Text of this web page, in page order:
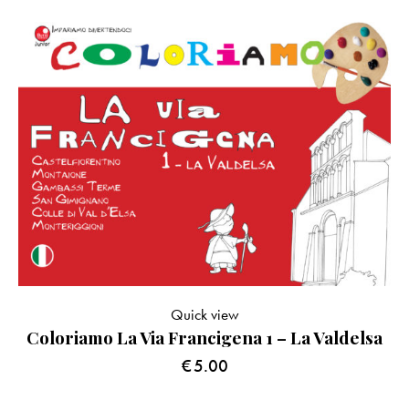
Coloriamo La Via Francigena 1 – La Valdelsa
€5.00
Quick view